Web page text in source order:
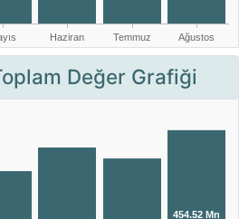
Değer Grafiği